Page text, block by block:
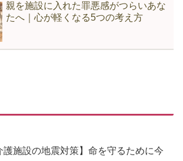
親を施設に入れた罪悪感がつらいあな
たへ｜心が軽くなる5つの考え方
護施設の地震対策】命を守るために今